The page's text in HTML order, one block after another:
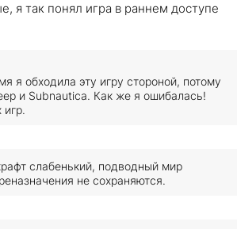
я так понял игра в раннем доступе
я обходила эту игру стороной, потому
и Subnautica. Как же я ошибалась!
игр.
слабенький, подводный мир
не сохраняются.